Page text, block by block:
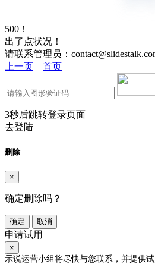
500！
出了点状况！
请联系管理员：
上一页
首页
3秒后跳转登录页面
去登陆
删除
×
确定删除吗？
确定 取消
申请试用
×
示说运营小组将尽快与您联系，并提供